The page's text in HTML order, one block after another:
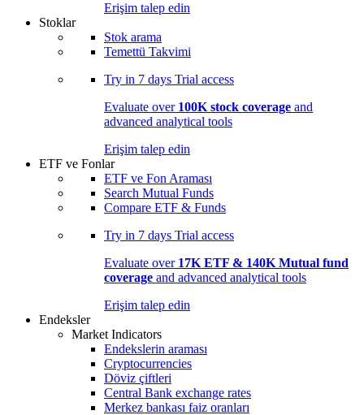
Erişim talep edin
Stoklar
Stok arama
Temettü Takvimi
Try in 7 days Trial access
Evaluate over 100K stock coverage and
advanced analytical tools
Erişim talep edin
ETF ve Fonlar
ETF ve Fon Araması
Search Mutual Funds
Compare ETF & Funds
Try in 7 days Trial access
Evaluate over 17K ETF & 140K Mutual fund
coverage and advanced analytical tools
Erişim talep edin
Endeksler
Market Indicators
Endekslerin araması
Cryptocurrencies
Döviz çiftleri
Central Bank exchange rates
Merkez bankası faiz oranları